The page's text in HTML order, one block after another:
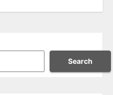
Search